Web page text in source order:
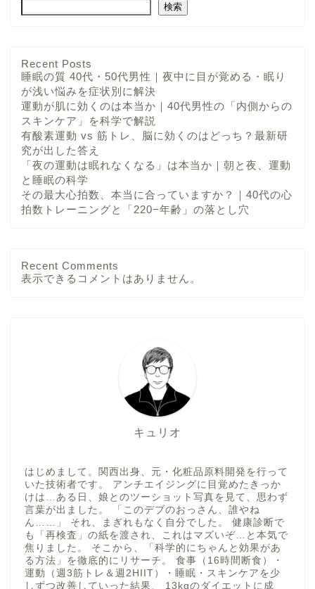
検索
Recent Posts
睡眠の質 40代・50代男性｜夜中に目が覚める・眠り
が浅い悩みを症状別に解決
運動が肌に効くのは本当か｜40代男性の「内側からの
スキンケア」を科学で解説
有酸素運動 vs 筋トレ、脳に効くのはどっち？最新研
究が出した答え
「夜の運動は眠れなくなる」は本当か｜朝と夜、運動
と睡眠の科学
その最大心拍数、本当に合っていますか？｜40代の心
拍数トレーニングと「220−年齢」の落とし穴
Recent Comments
表示できるコメントはありません。
キュリオ
はじめまして。関西出身、元・化粧品原料開発を行って
いた技術者です。 アンチエイジングに目覚めたきっか
けは…ある日、娘とのツーショット写真を見て、思わず
言葉が出ました。 「このデブのおっさん、誰やね
ん……」 それ、まぎれもなく自分でした。 健康診断で
も「再検査」の紙を渡され、これはマズいぞ…と本気で
焦りました。 そこから、「科学的にちゃんと効果があ
る方法」を徹底的にリサーチ。 食事（16時間断食）・
運動（週3筋トレ＆週2HIIT）・睡眠・スキンケアを少
しずつ改善していった結果、 13kgのダイエットに成